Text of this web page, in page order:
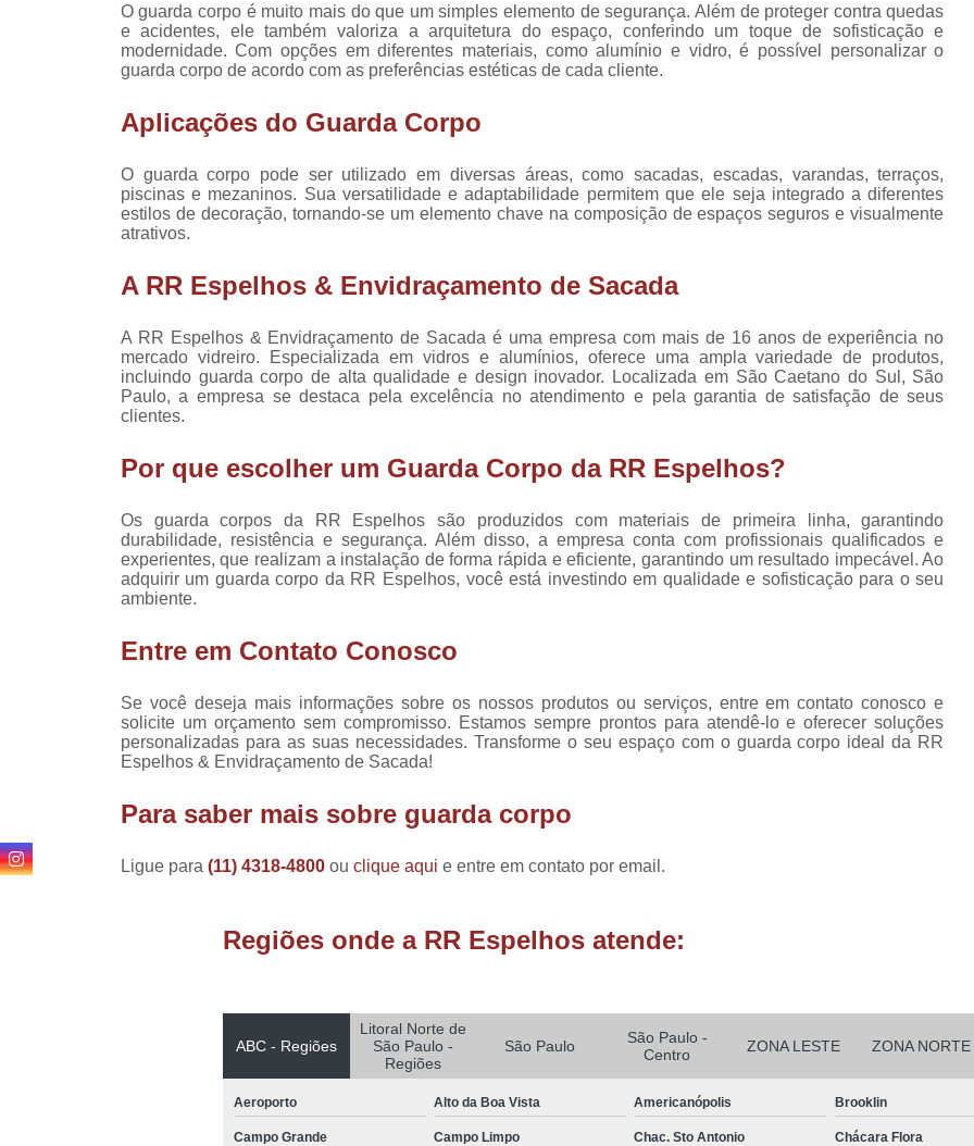
Guarda corpo
para sacada
Guarda corpo
Guarda corpos
Guarda corpos
para sacada
Tampos de mesa
Tampos de
mesas
Vidros para
janelas
Cortina de Vidro de
Cortina de
Cortinas de Vidro para
Envidraçamento de Sacadas
Envidraçamento de Sacadas
Envidraçamento de Varanda
Envidraçamento para
Envidraçamentos para
O guarda corpo é muito mais do que um simples elemento de segurança. Além de proteger contra quedas
e acidentes, ele também valoriza a arquitetura do espaço, conferindo um toque de sofisticação e
modernidade. Com opções em diferentes materiais, como alumínio e vidro, é possível personalizar o
guarda corpo de acordo com as preferências estéticas de cada cliente.
Aplicações do Guarda Corpo
O guarda corpo pode ser utilizado em diversas áreas, como sacadas, escadas, varandas, terraços,
piscinas e mezaninos. Sua versatilidade e adaptabilidade permitem que ele seja integrado a diferentes
estilos de decoração, tornando-se um elemento chave na composição de espaços seguros e visualmente
atrativos.
A RR Espelhos & Envidraçamento de Sacada
A RR Espelhos & Envidraçamento de Sacada é uma empresa com mais de 16 anos de experiência no
mercado vidreiro. Especializada em vidros e alumínios, oferece uma ampla variedade de produtos,
incluindo guarda corpo de alta qualidade e design inovador. Localizada em São Caetano do Sul, São
Paulo, a empresa se destaca pela excelência no atendimento e pela garantia de satisfação de seus
clientes.
Por que escolher um Guarda Corpo da RR Espelhos?
Os guarda corpos da RR Espelhos são produzidos com materiais de primeira linha, garantindo
durabilidade, resistência e segurança. Além disso, a empresa conta com profissionais qualificados e
experientes, que realizam a instalação de forma rápida e eficiente, garantindo um resultado impecável. Ao
adquirir um guarda corpo da RR Espelhos, você está investindo em qualidade e sofisticação para o seu
ambiente.
Entre em Contato Conosco
Se você deseja mais informações sobre os nossos produtos ou serviços, entre em contato conosco e
solicite um orçamento sem compromisso. Estamos sempre prontos para atendê-lo e oferecer soluções
personalizadas para as suas necessidades. Transforme o seu espaço com o guarda corpo ideal da RR
Espelhos & Envidraçamento de Sacada!
Para saber mais sobre guarda corpo
Ligue para (11) 4318-4800 ou clique aqui e entre em contato por email.
Regiões onde a RR Espelhos atende:
ABC - Regiões
Litoral Norte de
São Paulo -
Regiões
São Paulo
São Paulo -
Centro
ZONA LESTE ZONA NORTE
Aeroporto Alto da Boa Vista Americanópolis Brooklin
Campo Grande Campo Limpo Chac. Sto Antonio Chácara Flora